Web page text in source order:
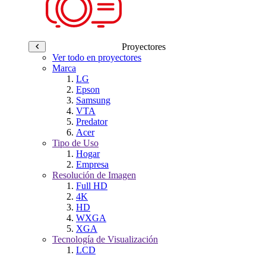
Proyectores
Ver todo en proyectores
Marca
LG
Epson
Samsung
VTA
Predator
Acer
Tipo de Uso
Hogar
Empresa
Resolución de Imagen
Full HD
4K
HD
WXGA
XGA
Tecnología de Visualización
LCD